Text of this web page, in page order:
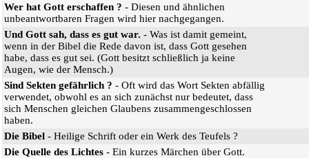
Wer hat Gott erschaffen ? - Diesen und ähnlichen
unbeantwortbaren Fragen wird hier nachgegangen.
Und Gott sah, dass es gut war. - Was ist damit gemeint,
wenn in der Bibel die Rede davon ist, dass Gott gesehen
habe, dass es gut sei. (Gott besitzt schließlich ja keine
Augen, wie der Mensch.)
Sind Sekten gefährlich ? - Oft wird das Wort Sekten abfällig
verwendet, obwohl es an sich zunächst nur bedeutet, dass
sich Menschen gleichen Glaubens zusammengeschlossen
haben.
Die Bibel - Heilige Schrift oder ein Werk des Teufels ?
Die Quelle des Lichtes - Ein kurzes Märchen über Gott.